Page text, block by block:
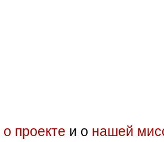
о проекте и о нашей